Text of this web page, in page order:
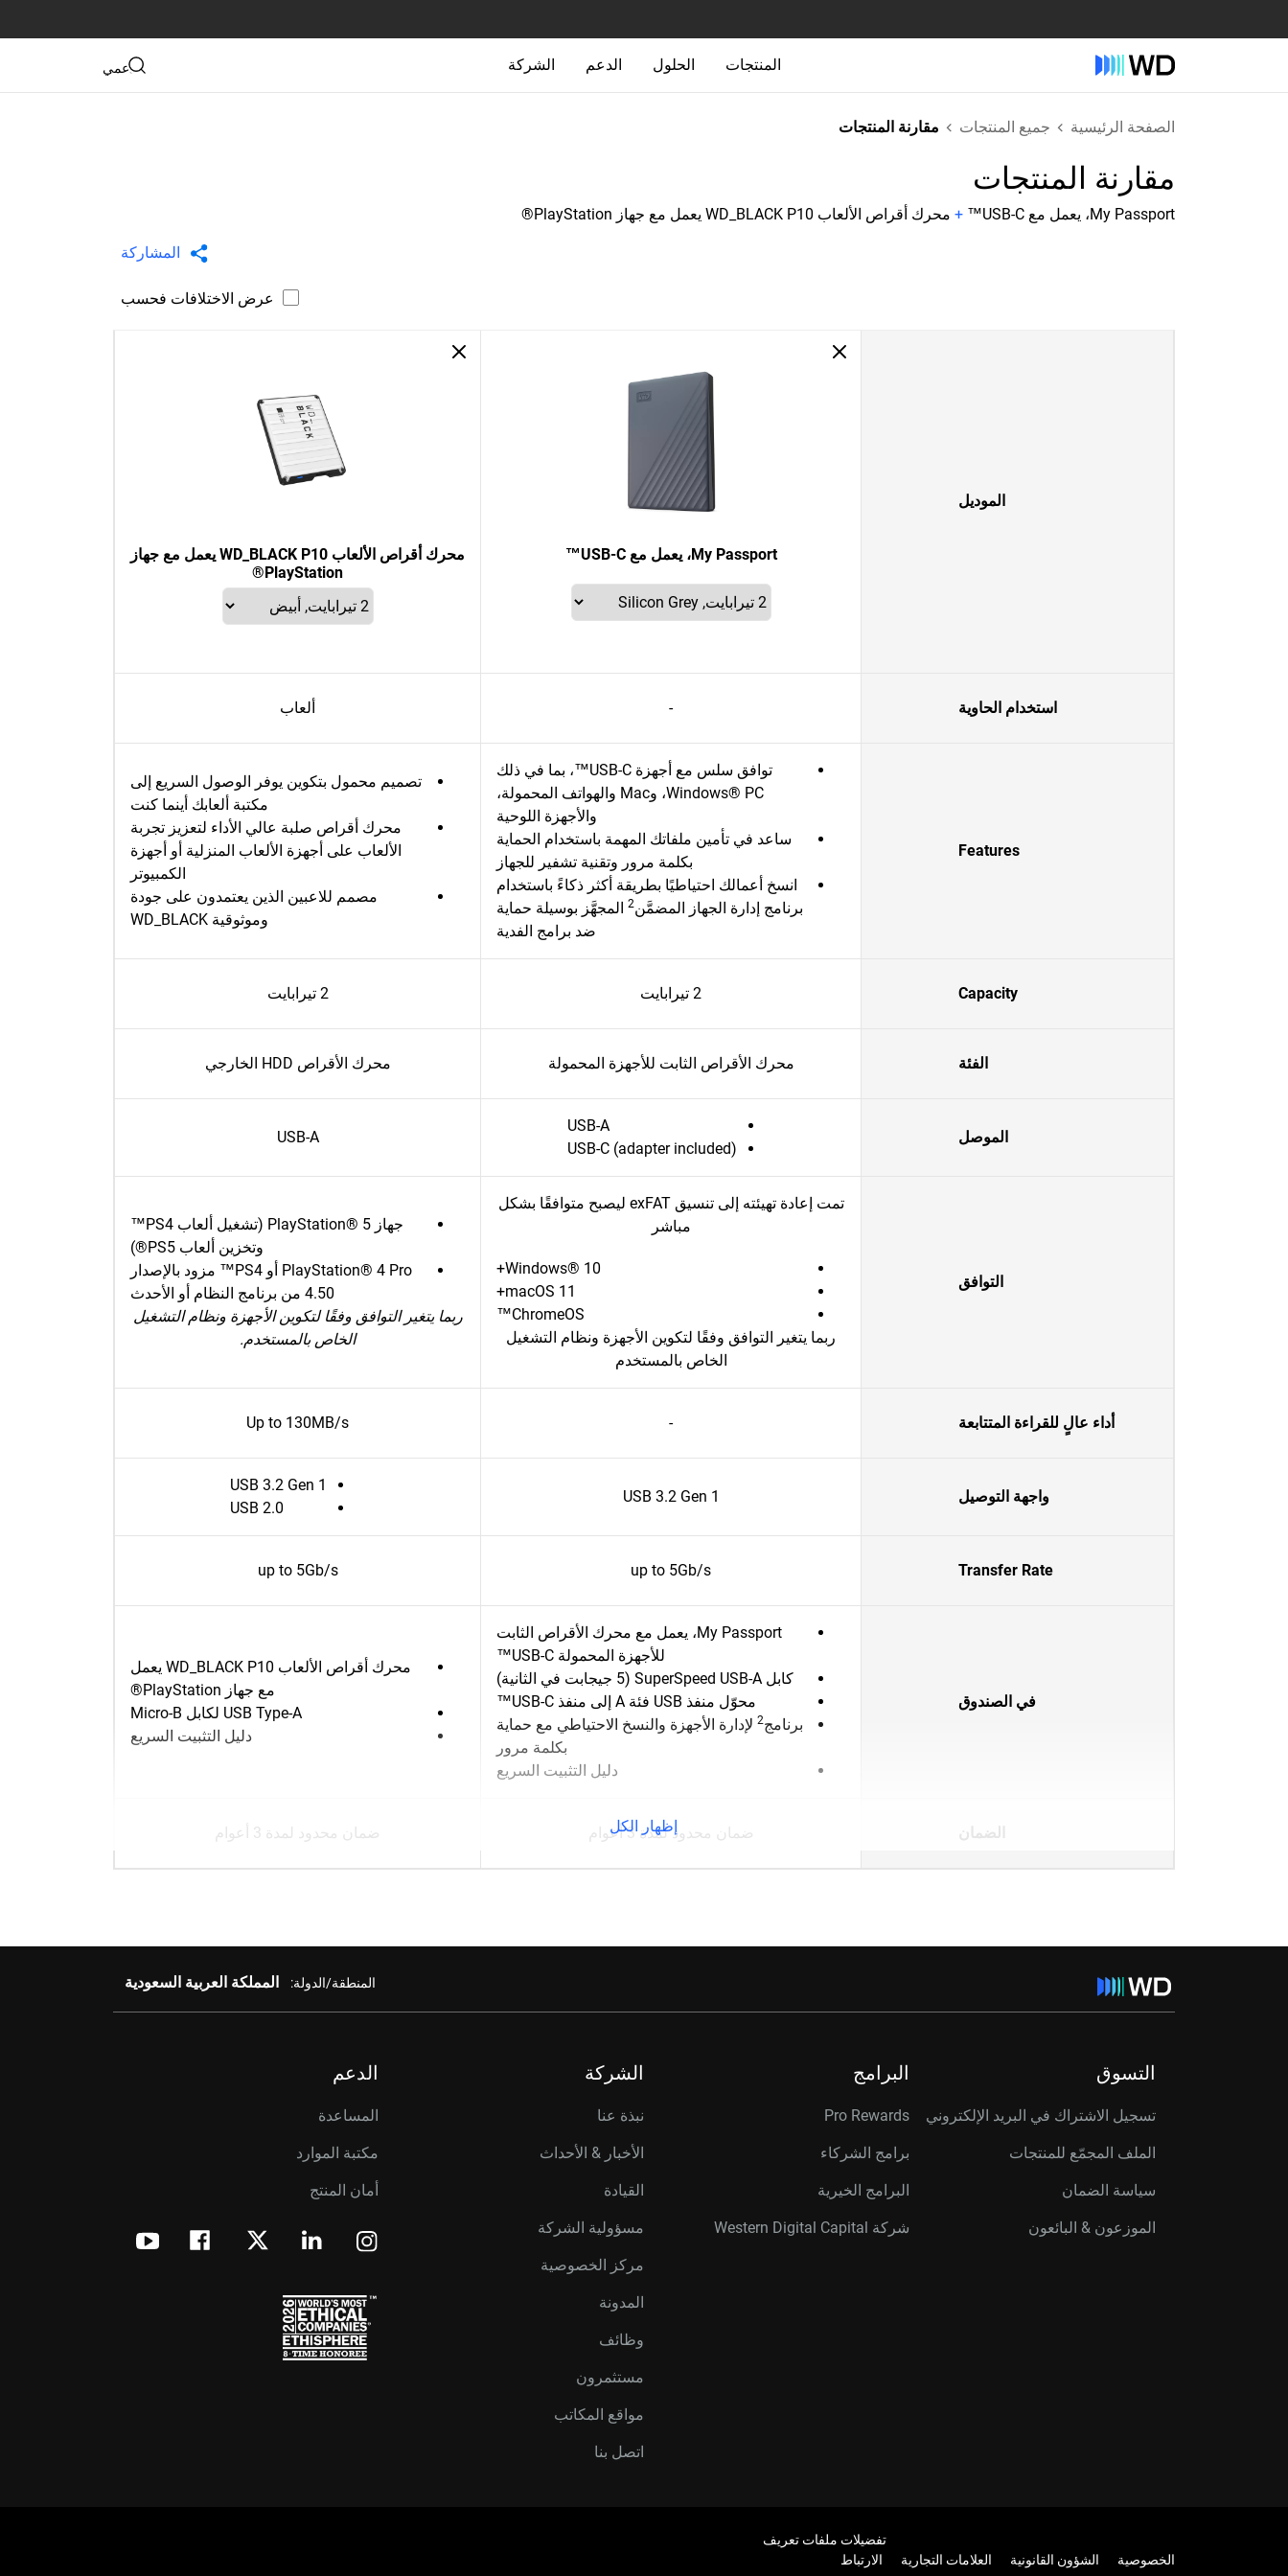
المنتجات الحلول الدعم الشركة دعمي
الصفحة الرئيسية جميع المنتجات مقارنة المنتجات
مقارنة المنتجات
My Passport، يعمل مع USB-C™ + محرك أقراص الألعاب WD_BLACK P10 يعمل مع جهاز PlayStation®
المشاركة
عرض الاختلافات فحسب
الموديل
My Passport، يعمل مع USB-C™
محرك أقراص الألعاب WD_BLACK P10 يعمل مع جهاز
PlayStation®
استخدام الحاوية - ألعاب
Features
توافق سلس مع أجهزة USB-C™، بما في ذلك
Windows® PC، وMac والهواتف المحمولة،
والأجهزة اللوحية
ساعد في تأمين ملفاتك المهمة باستخدام الحماية
بكلمة مرور وتقنية تشفير للجهاز
انسخ أعمالك احتياطيًا بطريقة أكثر ذكاءً باستخدام
برنامج إدارة الجهاز المضمَّن2 المجهَّز بوسيلة حماية
ضد برامج الفدية
تصميم محمول بتكوين يوفر الوصول السريع إلى
مكتبة ألعابك أينما كنت
محرك أقراص صلبة عالي الأداء لتعزيز تجربة
الألعاب على أجهزة الألعاب المنزلية أو أجهزة
الكمبيوتر
مصمم للاعبين الذين يعتمدون على جودة
وموثوقية WD_BLACK
Capacity 2 تيرابايت 2 تيرابايت
الفئة محرك الأقراص الثابت للأجهزة المحمولة محرك الأقراص HDD الخارجي
الموصل
USB-A
USB-C (adapter included)
USB-A
التوافق
تمت إعادة تهيئته إلى تنسيق exFAT ليصبح متوافقًا بشكل
مباشر
Windows® 10+
macOS 11+
ChromeOS™
ربما يتغير التوافق وفقًا لتكوين الأجهزة ونظام التشغيل
الخاص بالمستخدم
جهاز PlayStation® 5 (تشغيل ألعاب PS4™
وتخزين ألعاب PS5®)
PlayStation® 4 Pro أو PS4™ مزود بالإصدار
4.50 من برنامج النظام أو الأحدث
ربما يتغير التوافق وفقًا لتكوين الأجهزة ونظام التشغيل
الخاص بالمستخدم.
أداء عالٍ للقراءة المتتابعة -
Up to 130MB/s
واجهة التوصيل USB 3.2 Gen 1
USB 3.2 Gen 1
USB 2.0
Transfer Rate
up to 5Gb/s
up to 5Gb/s
في الصندوق
My Passport، يعمل مع محرك الأقراص الثابت
للأجهزة المحمولة USB-C™
كابل SuperSpeed USB-A (5 جيجابت في الثانية)
محوّل منفذ USB فئة A إلى منفذ USB-C™
برنامج2 لإدارة الأجهزة والنسخ الاحتياطي مع حماية
بكلمة مرور
دليل التثبيت السريع
محرك أقراص الألعاب WD_BLACK P10 يعمل
مع جهاز PlayStation®
USB Type-A لكابل Micro-B
دليل التثبيت السريع
الضمان ضمان محدود لمدة 3 أعوام ضمان محدود لمدة 3 أعوام إظهار الكل
المنطقة/الدولة: المملكة العربية السعودية
التسوق
تسجيل الاشتراك في البريد الإلكتروني
الملف المجمّع للمنتجات
سياسة الضمان
الموزعون & البائعون
البرامج
Pro Rewards
برامج الشركاء
البرامج الخيرية
شركة Western Digital Capital
الشركة
نبذة عنا
الأخبار & الأحداث
القيادة
مسؤولية الشركة
مركز الخصوصية
المدونة
وظائف
مستثمرون
مواقع المكاتب
اتصل بنا
الدعم
المساعدة
مكتبة الموارد
أمان المنتج
الخصوصية الشؤون القانونية العلامات التجارية
تفضيلات ملفات تعريف
الارتباط